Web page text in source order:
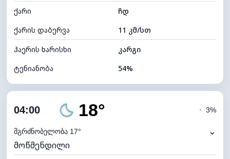
განათების ინდექსი 0 (ბნელი)
ღრუბლის სიმაღლე 10320 მ
ქარი
ჩდ
ქარის დაბერვა
11 კმ/სთ
ჰაერის ხარისხი
კარგი
ტენიანობა
54%
ღრუბლიანობა
ნამის წერტილი
ხილვადობა
04:00 18°
მგრძნობელობა 17°
◔ 3%
⌄
მოწმენდილი